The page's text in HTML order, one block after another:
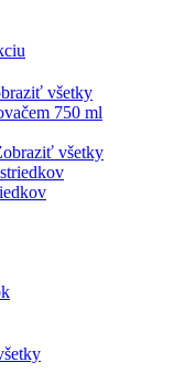
všetky
všetky